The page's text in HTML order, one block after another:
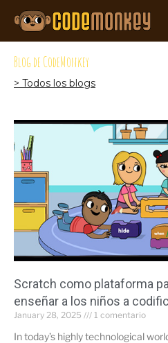
Blog de CodeMonkey
> Todos los blogs
Scratch como plataforma
enseñar a los niños a
January 28, 2025 1 comentario
In today’s highly technological